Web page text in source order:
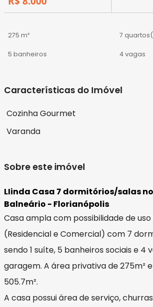
275 m² 7 quartos
5 banheiros 4 vagas
Características do Imóvel
Cozinha Gourmet
Varanda
Sobre este imóvel
LIinda Casa 7 dormitórios/salas
Balneário - Florianópolis
Casa ampla com possibilidade de
(Residencial e Comercial) com 7
sendo 1 suíte, 5 banheiros sociais e 4
garagem. A área privativa de 275m²
505.7m².
A casa possui área de serviço,